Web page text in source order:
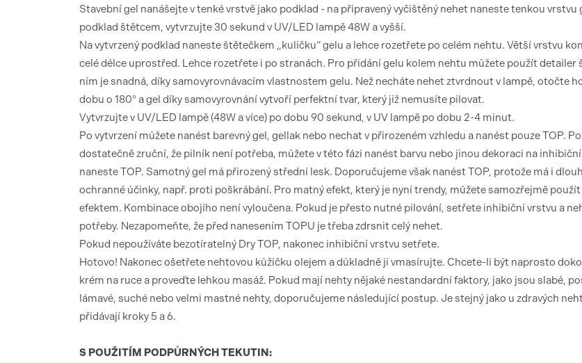
Stavební gel nanášejte v tenké vrstvě jako podklad - na připravený vyčištěný nehet naneste tenkou vrstvu
podklad štětcem, vytvrzujte 30 sekund v UV/LED lampě 48W a vyšší.
Na vytvrzený podklad naneste štětečkem „kuličku“ gelu a lehce rozetřete po celém nehtu. Větší vrstvu
celé délce uprostřed. Lehce rozetřete i po stranách. Pro přidání gelu kolem nehtu můžete použít detailer
ním je snadná, díky samovyrovnávacím vlastnostem gelu. Než necháte nehet ztvrdnout v lampě, otočte
dobu o 180° a gel díky samovyrovnání vytvoří perfektní tvar, který již nemusíte pilovat.
Vytvrzujte v UV/LED lampě (48W a více) po dobu 90 sekund, v UV lampě po dobu 2-4 minut.
Po vytvrzení můžete nanést barevný gel, gellak nebo nechat v přirozeném vzhledu a nanést pouze TOP.
dostatečně zruční, že pilník není potřeba, můžete v této fázi nanést barvu nebo jinou dekoraci na
naneste TOP. Samotný gel má přirozený střední lesk. Doporučujeme však nanést TOP, protože má i
ochranné účinky, např. proti poškrábání. Pro matný efekt, který je nyní trendy, můžete samozřejmě
efektem. Kombinace obojího není vyloučena. Pokud je přesto nutné pilování, setřete inhibiční vrstvu a
potřeby. Nezapomeňte, že před nanesením TOPU je třeba zdrsnit celý nehet.
Pokud nepoužíváte bezotíratelný Dry TOP, nakonec inhibiční vrstvu setřete.
Hotovo! Nakonec ošetřete nehtovou kůžičku olejem a důkladně ji vmasírujte. Chcete-li být naprosto
krém na ruce a proveďte lehkou masáž. Pokud mají nehty nějaké nestandardní faktory, jako jsou slabé,
lámavé, suché nebo velmi mastné nehty, doporučujeme následující postup. Je stejný jako u zdravých
přidávají kroky 5 a 6.
S POUŽITÍM PODPŮRNÝCH TEKUTIN: